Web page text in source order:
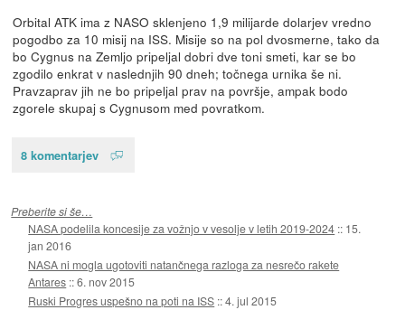
Orbital ATK ima z NASO sklenjeno 1,9 milijarde dolarjev vredno
pogodbo za 10 misij na ISS. Misije so na pol dvosmerne, tako da
bo Cygnus na Zemljo pripeljal dobri dve toni smeti, kar se bo
zgodilo enkrat v naslednjih 90 dneh; točnega urnika še ni.
Pravzaprav jih ne bo pripeljal prav na površje, ampak bodo
zgorele skupaj s Cygnusom med povratkom.
8 komentarjev
Preberite si še…
NASA podelila koncesije za vožnjo v vesolje v letih 2019-2024 :: 15.
jan 2016
NASA ni mogla ugotoviti natančnega razloga za nesrečo rakete
Antares ::6. nov 2015
Ruski Progres uspešno na poti na ISS ::4. jul 2015